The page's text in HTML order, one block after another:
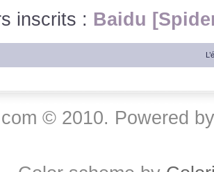
tout le monde !
spams supprimés. Depuis
de précisions sur l'épisode ?
Error mais je suis pas sur
inscrits : Baidu
© 2010. Powered